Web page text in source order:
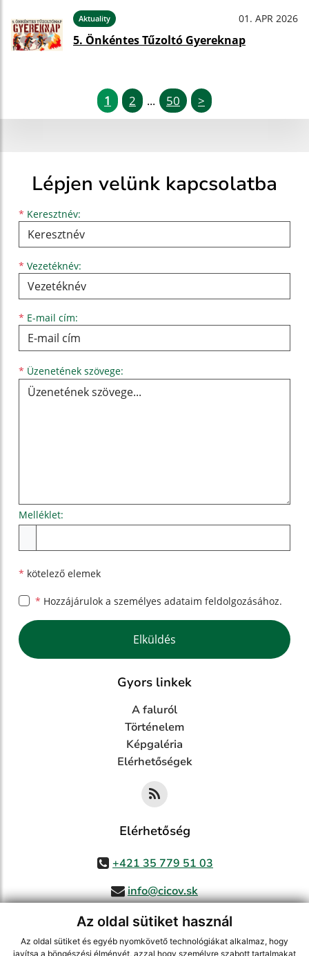
Az oldal sütiket használ
Az oldal sütiket és egyéb nyomkövető technológiákat alkalmaz, hogy
javítsa a böngészési élményét, azzal hogy személyre szabott tartalmakat
Aktuality 01. APR 2026
5. Önkéntes Tűzoltó Gyereknap
1 2 ... 50 >
Lépjen velünk kapcsolatba
* Keresztnév:
Keresztnév
* Vezetéknév:
Vezetéknév
* E-mail cím:
E-mail cím
* Üzenetének szövege:
Melléklet:
* kötelező elemek
* Hozzájárulok a személyes adataim feldolgozásához.
Google reCaptcha Response
Elküldés
Gyors linkek
A faluról
Történelem
Képgaléria
Elérhetőségek
Elérhetőség
+421 35 779 51 03
info@cicov.sk